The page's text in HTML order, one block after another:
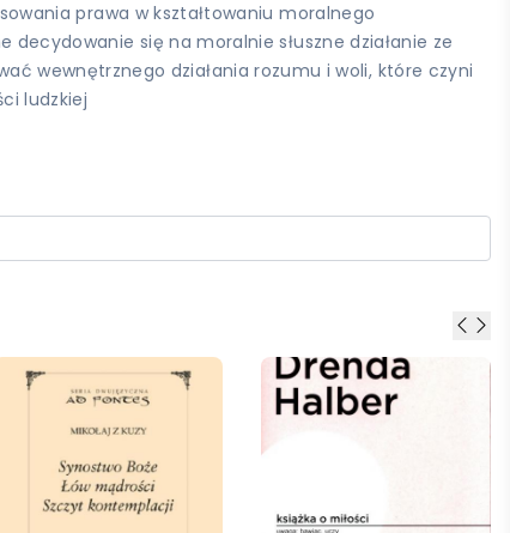
prawa w kształtowaniu moralnego
się na moralnie słuszne działanie ze
wewnętrznego działania rozumu i woli, które czyni
ludzkiej